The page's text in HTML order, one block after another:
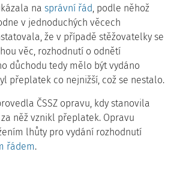
na správní řád, podle něhož
v jednoduchých věcech
že v případě stěžovatelky se
věc, rozhodnutí o odnětí
důchodu tedy mělo být vydáno
přeplatek co nejnižší, což se nestalo.
ČSSZ opravu, kdy stanovila
něž vznikl přeplatek. Opravu
lhůty pro vydání rozhodnutí
řádem.